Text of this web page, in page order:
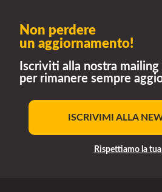
Non perdere
un aggiornamento!
Iscriviti alla nostra
per rimanere sempre
ISCRIVIMI ALLA
Rispettiamo la